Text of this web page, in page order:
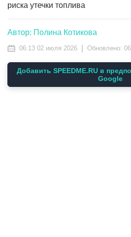
риска утечки топлива
Автор: Полина Котикова
06:13 02 июля 2026 Обновлено:
Добавить SPEEDME.RU в
Google